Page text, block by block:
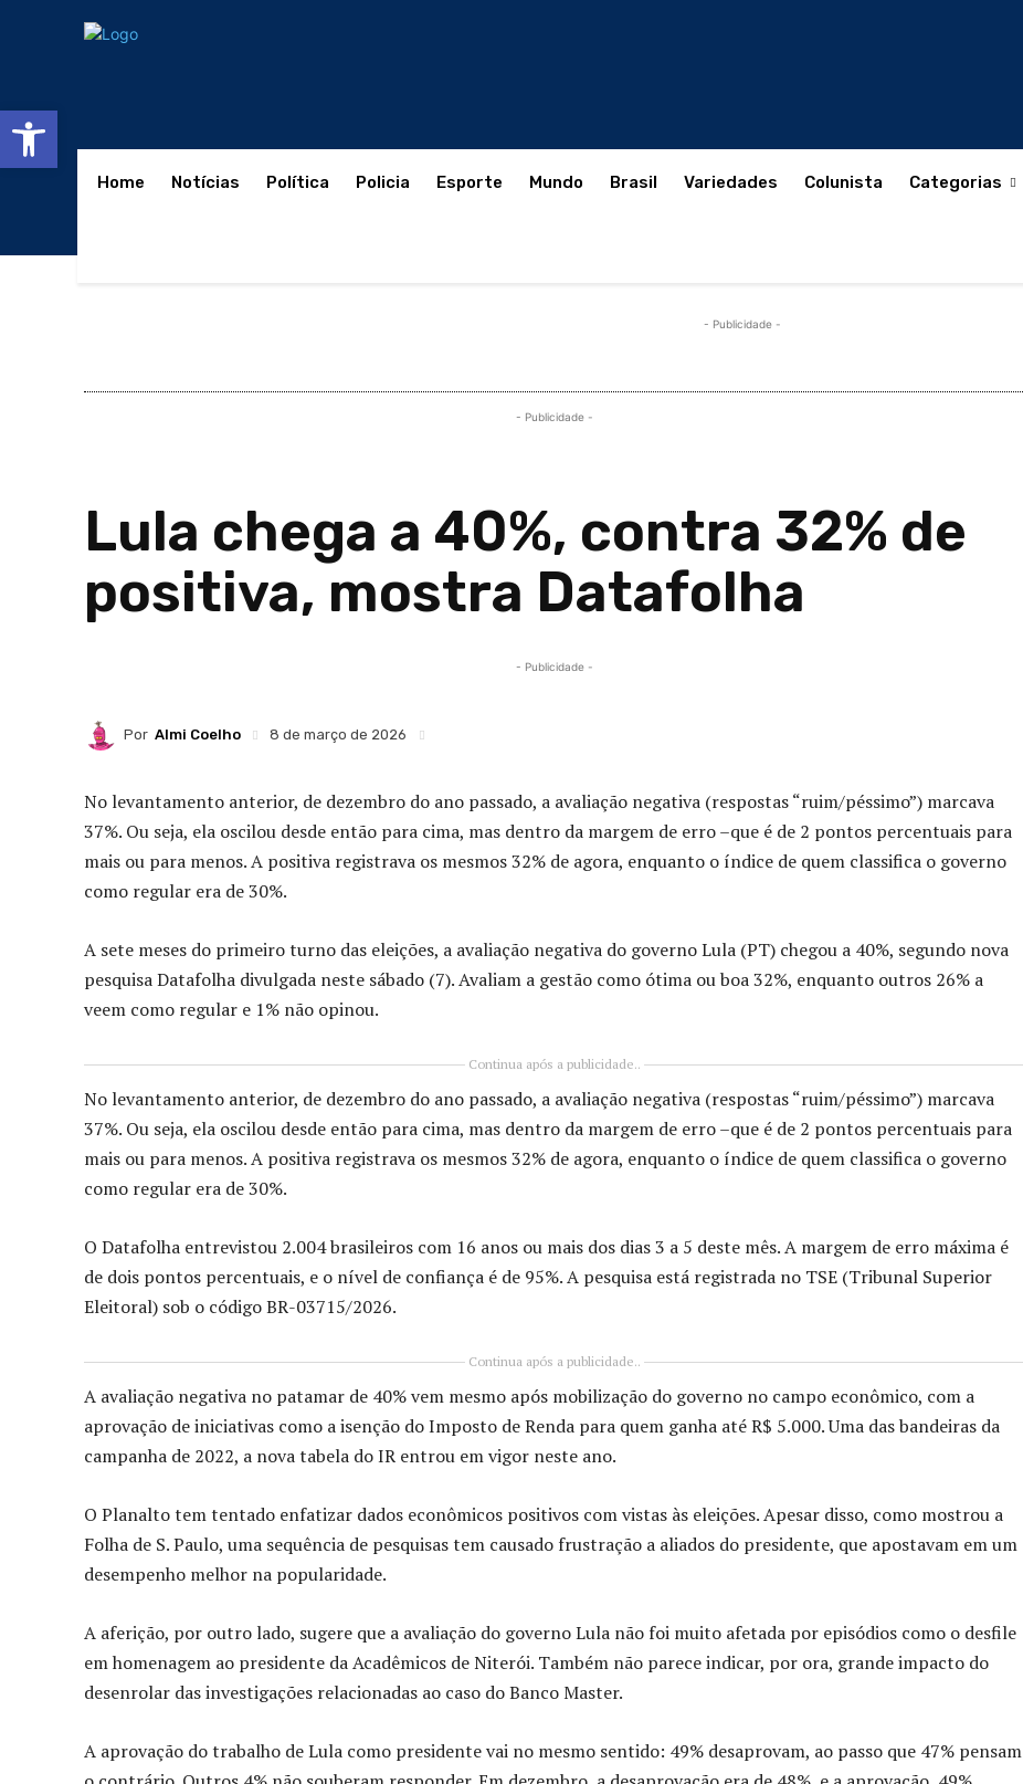
Home Notícias Política Policia Esporte Mundo Brasil Variedades Colunista Categorias
- Publicidade -
- Publicidade -
Lula chega a 40%, contra 32% de
positiva, mostra Datafolha
- Publicidade -
Por Almi Coelho 8 de março de 2026
No levantamento anterior, de dezembro do ano passado, a avaliação negativa (respostas “ruim/péssimo”) marcava
37%. Ou seja, ela oscilou desde então para cima, mas dentro da margem de erro –que é de 2 pontos percentuais para
mais ou para menos. A positiva registrava os mesmos 32% de agora, enquanto o índice de quem classifica o governo
como regular era de 30%.
A sete meses do primeiro turno das eleições, a avaliação negativa do governo Lula (PT) chegou a 40%, segundo nova
pesquisa Datafolha divulgada neste sábado (7). Avaliam a gestão como ótima ou boa 32%, enquanto outros 26% a
veem como regular e 1% não opinou.
Continua após a publicidade..
No levantamento anterior, de dezembro do ano passado, a avaliação negativa (respostas “ruim/péssimo”) marcava
37%. Ou seja, ela oscilou desde então para cima, mas dentro da margem de erro –que é de 2 pontos percentuais para
mais ou para menos. A positiva registrava os mesmos 32% de agora, enquanto o índice de quem classifica o governo
como regular era de 30%.
O Datafolha entrevistou 2.004 brasileiros com 16 anos ou mais dos dias 3 a 5 deste mês. A margem de erro máxima é
de dois pontos percentuais, e o nível de confiança é de 95%. A pesquisa está registrada no TSE (Tribunal Superior
Eleitoral) sob o código BR-03715/2026.
Continua após a publicidade..
A avaliação negativa no patamar de 40% vem mesmo após mobilização do governo no campo econômico, com a
aprovação de iniciativas como a isenção do Imposto de Renda para quem ganha até R$ 5.000. Uma das bandeiras da
campanha de 2022, a nova tabela do IR entrou em vigor neste ano.
O Planalto tem tentado enfatizar dados econômicos positivos com vistas às eleições. Apesar disso, como mostrou a
Folha de S. Paulo, uma sequência de pesquisas tem causado frustração a aliados do presidente, que apostavam em um
desempenho melhor na popularidade.
A aferição, por outro lado, sugere que a avaliação do governo Lula não foi muito afetada por episódios como o desfile
em homenagem ao presidente da Acadêmicos de Niterói. Também não parece indicar, por ora, grande impacto do
desenrolar das investigações relacionadas ao caso do Banco Master.
A aprovação do trabalho de Lula como presidente vai no mesmo sentido: 49% desaprovam, ao passo que 47% pensam
Abrir a barra de ferramentas